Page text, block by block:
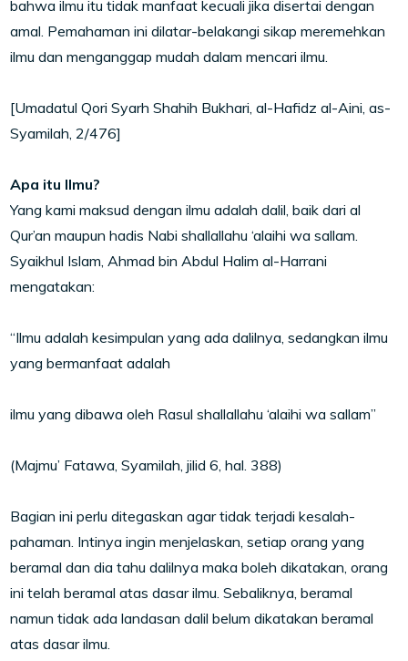
bahwa ilmu itu tidak manfaat kecuali jika disertai dengan
amal. Pemahaman ini dilatar-belakangi sikap meremehkan
ilmu dan menganggap mudah dalam mencari ilmu.
[Umadatul Qori Syarh Shahih Bukhari, al-Hafidz al-Aini, as-
Syamilah, 2/476]
Apa itu Ilmu?
Yang kami maksud dengan ilmu adalah dalil, baik dari al
Qur’an maupun hadis Nabi shallallahu ‘alaihi wa sallam.
Syaikhul Islam, Ahmad bin Abdul Halim al-Harrani
mengatakan:
“Ilmu adalah kesimpulan yang ada dalilnya, sedangkan ilmu
yang bermanfaat adalah
ilmu yang dibawa oleh Rasul shallallahu ‘alaihi wa sallam”
(Majmu’ Fatawa, Syamilah, jilid 6, hal. 388)
Bagian ini perlu ditegaskan agar tidak terjadi kesalah-
pahaman. Intinya ingin menjelaskan, setiap orang yang
beramal dan dia tahu dalilnya maka boleh dikatakan, orang
ini telah beramal atas dasar ilmu. Sebaliknya, beramal
namun tidak ada landasan dalil belum dikatakan beramal
atas dasar ilmu.